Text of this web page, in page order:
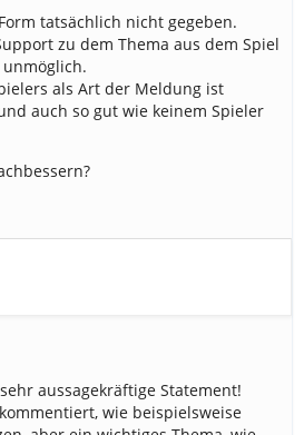
tatsächlich nicht gegeben.
zu dem Thema aus dem Spiel
als Art der Meldung ist
auch so gut wie keinem Spieler
aussagekräftige Statement!
wie beispielsweise